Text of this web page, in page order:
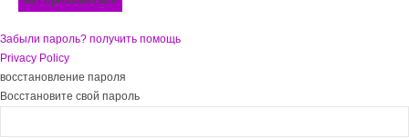
Забыли пароль? получить помощь
Privacy Policy
восстановление пароля
Восстановите свой пароль